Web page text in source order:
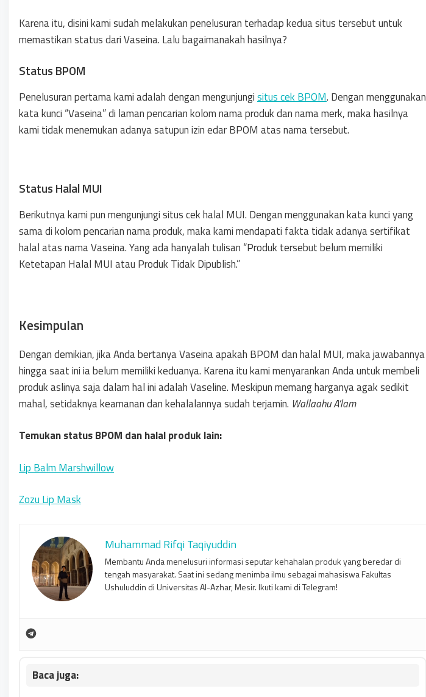
Karena itu, disini kami sudah melakukan penelusuran terhadap kedua situs tersebut untuk
memastikan status dari Vaseina. Lalu bagaimanakah hasilnya?
Status BPOM
Penelusuran pertama kami adalah dengan mengunjungisitus cek BPOM. Dengan menggunakan
kata kunci “Vaseina” di laman pencarian kolom nama produk dan nama merk, maka hasilnya
kami tidak menemukan adanya satupun izin edar BPOM atas nama tersebut.
Status Halal MUI
Berikutnya kami pun mengunjungi situs cek halal MUI. Dengan menggunakan kata kunci yang
sama di kolom pencarian nama produk, maka kami mendapati fakta tidak adanya sertifikat
halal atas nama Vaseina. Yang ada hanyalah tulisan “Produk tersebut belum memiliki
Ketetapan Halal MUI atau Produk Tidak Dipublish.”
Kesimpulan
Dengan demikian, jika Anda bertanya Vaseina apakah BPOM dan halal MUI, maka jawabannya
hingga saat ini ia belum memiliki keduanya. Karena itu kami menyarankan Anda untuk membeli
produk aslinya saja dalam hal ini adalah Vaseline. Meskipun memang harganya agak sedikit
mahal, setidaknya keamanan dan kehalalannya sudah terjamin. Wallaahu A’lam
Temukan status BPOM dan halal produk lain:
Lip Balm Marshwillow
Zozu Lip Mask
Muhammad Rifqi Taqiyuddin
Membantu Anda menelusuri informasi seputar kehahalan produk yang beredar di
tengah masyarakat. Saat ini sedang menimba ilmu sebagai mahasiswa Fakultas
Ushuluddin di Universitas Al-Azhar, Mesir. Ikuti kami di Telegram!